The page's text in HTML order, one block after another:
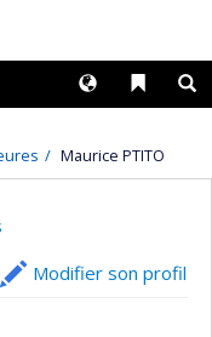
Liens
Langues
Maurice PTITO
Modifier son profil